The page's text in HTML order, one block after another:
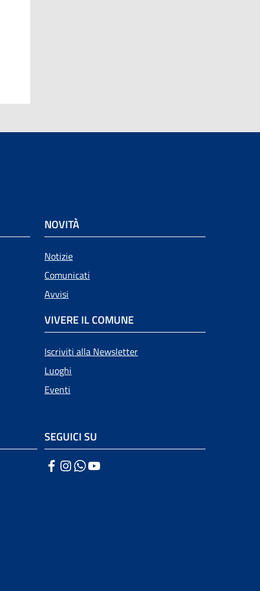
NOVITÀ
Notizie
Comunicati
Avvisi
VIVERE IL COMUNE
Iscriviti alla Newsletter
Luoghi
Eventi
SEGUICI SU
Facebook
Instagram
WhatsApp